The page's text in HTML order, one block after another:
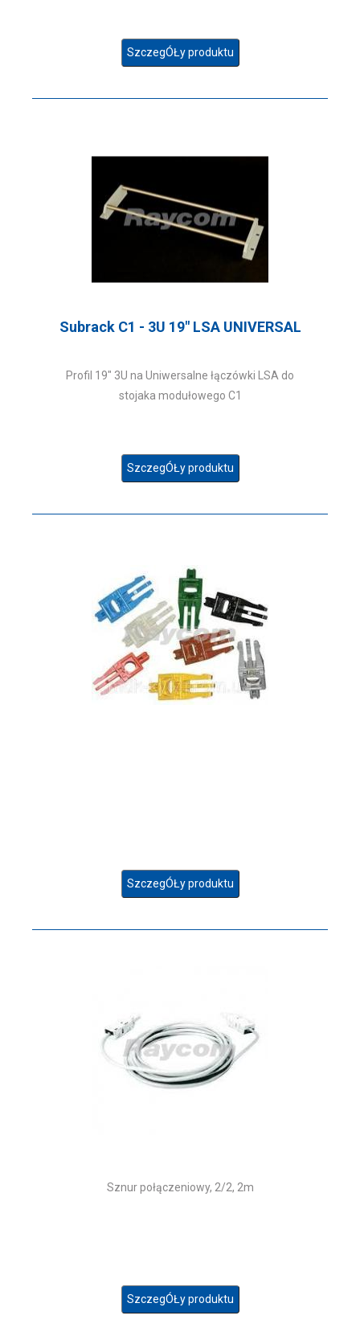
SzczegÓŁy produktu
Subrack C1 - 3U 19" LSA UNIVERSAL
Profil 19" 3U na Uniwersalne łączówki LSA do
stojaka modułowego C1
SzczegÓŁy produktu
SzczegÓŁy produktu
Sznur połączeniowy, 2/2, 2m
SzczegÓŁy produktu